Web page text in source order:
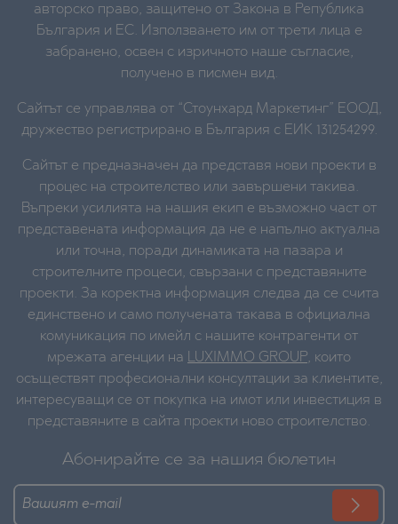
авторско право, защитено от Закона в Република
България и ЕС. Използването им от трети лица е
забранено, освен с изричното наше съгласие,
получено в писмен вид.
Сайтът се управлява от “Стоунхард Маркетинг” ЕООД,
дружество регистрирано в България с ЕИК 131254299.
Сайтът е предназначен да представя нови проекти в
процес на строителство или завършени такива.
Въпреки усилията на нашия екип е възможно част от
представената информация да не е напълно актуална
или точна, поради динамиката на пазара и
строителните процеси, свързани с представяните
проекти. За коректна информация следва да се счита
единствено и само получената такава в официална
комуникация по имейл с нашите контрагенти от
мрежата агенции на LUXIMMO GROUP, които
осъществят професионални консултации за клиентите,
интересуващи се от покупка на имот или инвестиция в
представяните в сайта проекти ново строителство.
Абонирайте се за нашия бюлетин